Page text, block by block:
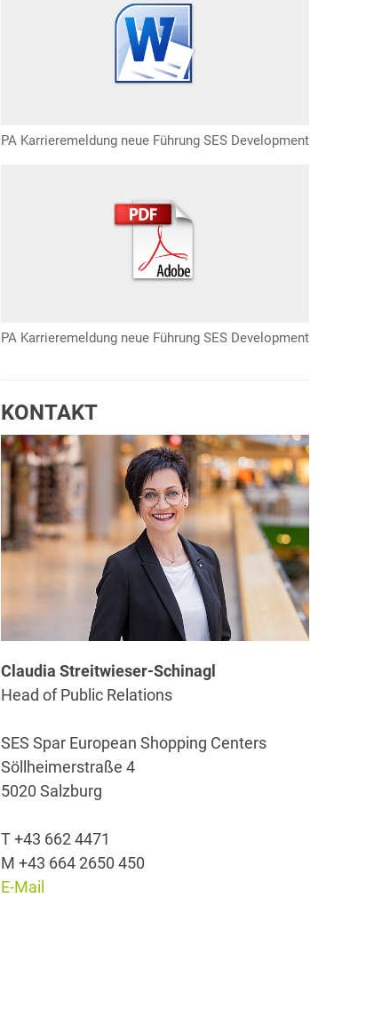
PA Karrieremeldung neue Führung SES Development
PA Karrieremeldung neue Führung SES Development
KONTAKT
Claudia Streitwieser-Schinagl
Head of Public Relations
SES Spar European Shopping Centers
Söllheimerstraße 4
5020 Salzburg
T +43 662 4471
M +43 664 2650 450
E-Mail